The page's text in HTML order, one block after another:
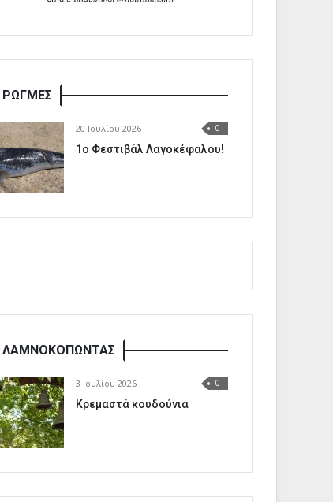
ΡΩΓΜΕΣ
20 Ιουλίου 2026 0
1o Φεστιβάλ Λαγοκέφαλου!
ΛΑΜΝΟΚΟΠΩΝΤΑΣ
3 Ιουλίου 2026 0
Κρεμαστά κουδούνια